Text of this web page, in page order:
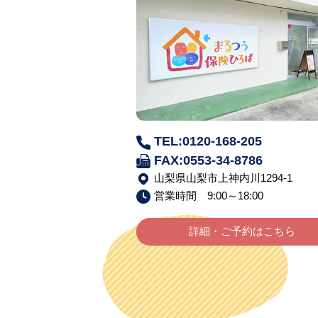
TEL:0120-168-205
FAX:0553-34-8786
山梨県山梨市上神内川1294-1
営業時間 9:00～18:00
詳細・ご予約はこちら